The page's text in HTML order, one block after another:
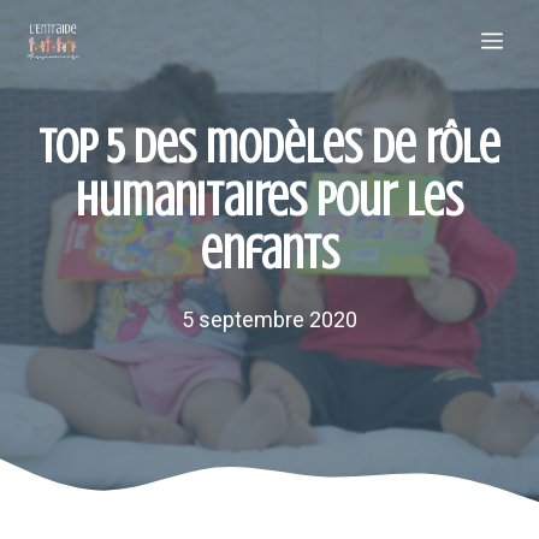
contenu
Top 5 des modèles de rôle
humanitaires pour les
enfants
5 septembre 2020